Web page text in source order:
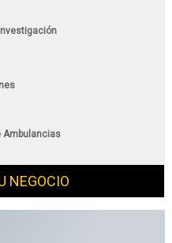
Ambulancias
NEGOCIO